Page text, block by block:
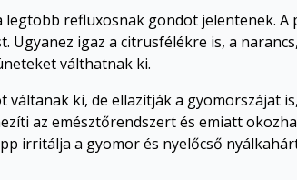
refluxosnak gondot jelentenek. A
igaz a citrusfélékre is, a
válthatnak ki.
ki, de ellazítják a gyomorszájat
az emésztőrendszert és emiatt
irritálja a gyomor és nyelőcső